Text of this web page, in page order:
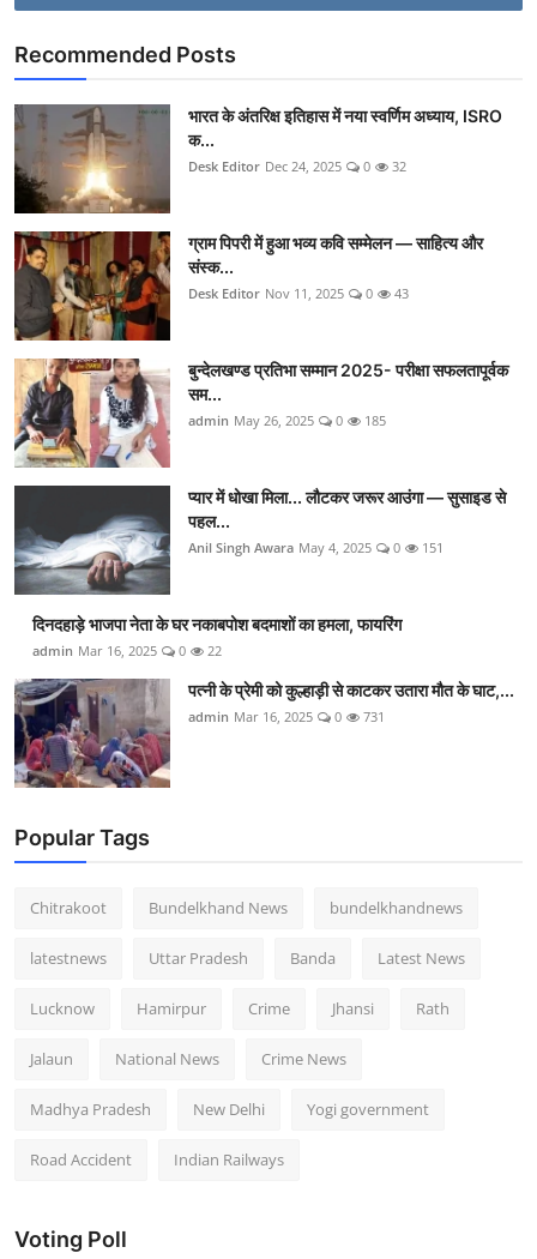
Recommended Posts
भारत के अंतरिक्ष इतिहास में नया स्वर्णिम अध्याय, ISRO
क...
Desk Editor Dec 24, 2025 0 32
ग्राम पिपरी में हुआ भव्य कवि सम्मेलन — साहित्य और
संस्क...
Desk Editor Nov 11, 2025 0 43
बुन्देलखण्ड प्रतिभा सम्मान 2025- परीक्षा सफलतापूर्वक
सम...
admin May 26, 2025 0 185
प्यार में धोखा मिला... लौटकर जरूर आउंगा — सुसाइड से
पहल...
Anil Singh Awara May 4, 2025 0 151
दिनदहाड़े भाजपा नेता के घर नकाबपोश बदमाशों का हमला, फायरिंग
admin Mar 16, 2025 0 22
पत्नी के प्रेमी को कुल्हाड़ी से काटकर उतारा मौत के घाट,...
admin Mar 16, 2025 0 731
Popular Tags
Chitrakoot Bundelkhand News bundelkhandnews
latestnews Uttar Pradesh Banda Latest News
Lucknow Hamirpur Crime Jhansi Rath
Jalaun National News Crime News
Madhya Pradesh New Delhi Yogi government
Road Accident Indian Railways
Voting Poll